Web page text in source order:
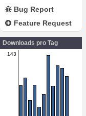
Bug Report
Feature Request
Downloads pro Tag
143